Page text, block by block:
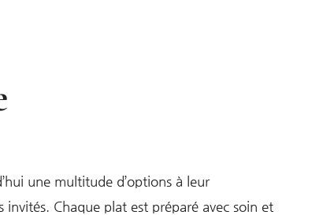
une multitude d’options à leur
Chaque plat est préparé avec soin et